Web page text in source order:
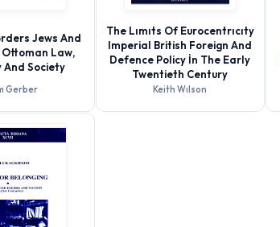
Jews And
Ottoman Law,
And Society
Gerber
The Lımıts Of Eurocentrıcıty
Imperial British Foreign And
Defence Policy İn The Early
Twentieth Century
Keith Wılson